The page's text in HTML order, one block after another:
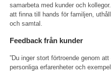
samarbeta med kunder och
att finna till hands för familjen,
och samtal.
Feedback från kunder
”Du inger stort förtroende genom
personliga erfarenheter och